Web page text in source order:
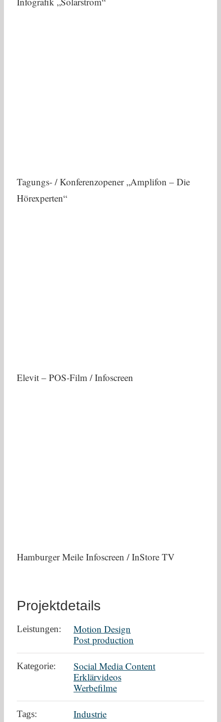
Tagungs- / Konferenzopener „Amplifon – Die
Hörexperten“
Elevit – POS-Film / Infoscreen
Hamburger Meile Infoscreen / InStore TV
Projektdetails
Leistungen:
Motion Design
Post production
Kategorie:
Social Media Content
Erklärvideos
Werbefilme
Tags:
Industrie